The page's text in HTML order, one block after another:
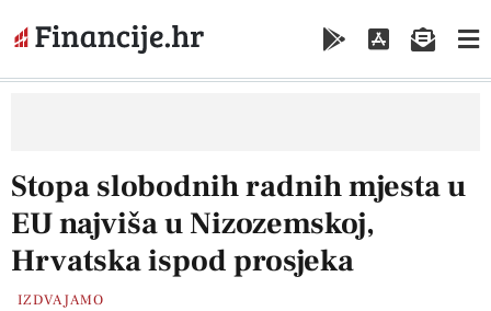
Stopa slobodnih radnih mjesta u
EU najviša u Nizozemskoj,
Hrvatska ispod prosjeka
IZDVAJAMO